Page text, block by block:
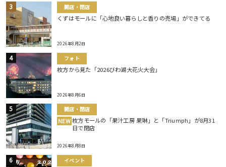
開店・閉店
くずはモールに「心地良い暮らしと香りの売場」ができてる
2026年8月2日
フォト
枚方から見た「2026びわ湖大花火大会」
2026年8月6日
開店・閉店
NEW 枚方モールの「果汁工房 果琳」と「Triumph」が8月31
日で閉店
2026年8月8日
イベント